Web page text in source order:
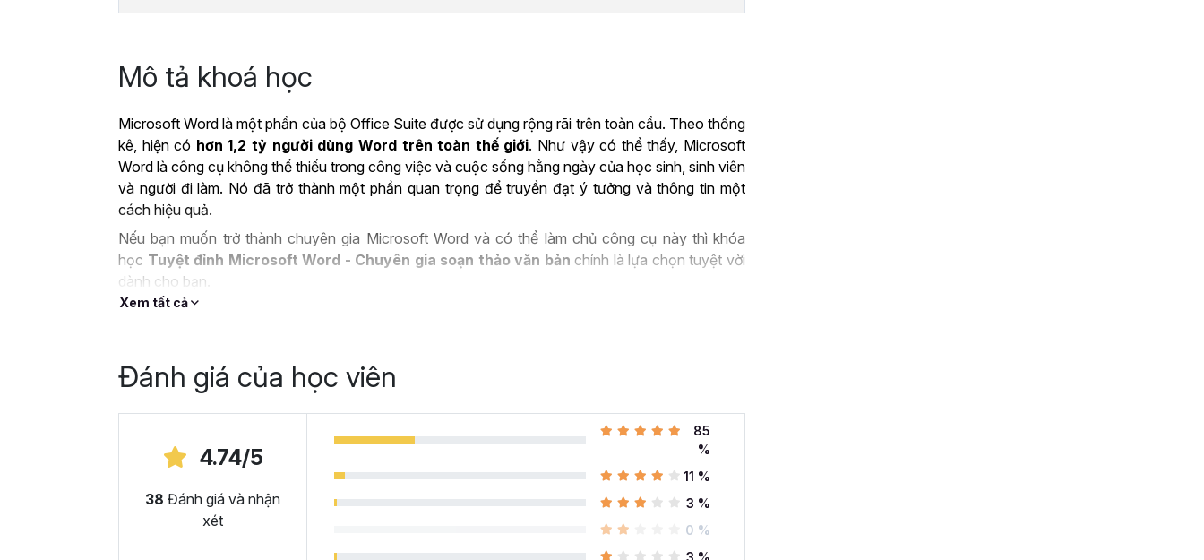
Mô tả khoá học
Microsoft Word là một phần của bộ Office Suite được sử dụng rộng rãi trên toàn cầu. Theo thống
kê, hiện có hơn 1,2 tỷ người dùng Word trên toàn thế giới. Như vậy có thể thấy, Microsoft
Word là công cụ không thể thiếu trong công việc và cuộc sống hằng ngày của học sinh, sinh viên
và người đi làm. Nó đã trở thành một phần quan trọng để truyền đạt ý tưởng và thông tin một
cách hiệu quả.
Nếu bạn muốn trở thành chuyên gia Microsoft Word và có thể làm chủ công cụ này thì khóa
học Tuyệt đỉnh Microsoft Word - Chuyên gia soạn thảo văn bản chính là lựa chọn tuyệt vời
dành cho bạn.
ỨNG DỤNG CỦA MICROSOFT WORD TRONG
Microsoft Word là công cụ làm việc vô cùng quan trọng trong nhiều ngành nghề hiện nay. Nó
cung cấp các tính năng và chức năng hữu ích để soạn thảo, biên tập tài liệu… Có thể kể đến một
Soạn thảo văn bản từ cơ bản đến nâng cao:
văn bản chuyên nghiệp trong nhiều ngành nghề khác nhau như luật, kế toán, giáo dục, hành
chính và nhiều lĩnh vực khác. Với Microsoft Word, người dùng có thể tạo ra các tài liệu chuyên
nghiệp như bài luận, báo cáo, bài giảng, tài liệu giáo dục, bài kiểm tra và hợp đồng.
Microsoft Word cung cấp các tính năng cho phép bạn tạo biển đồ
Xem tất cả
Đánh giá của học viên
4.74/5
38 Đánh giá và nhận
xét
85
%
11 %
3 %
0 %
3 %